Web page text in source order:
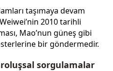
taşımaya devam
2010 tarihli
Mao’nun güneş gibi
bir göndermedir.
sorgulamalar